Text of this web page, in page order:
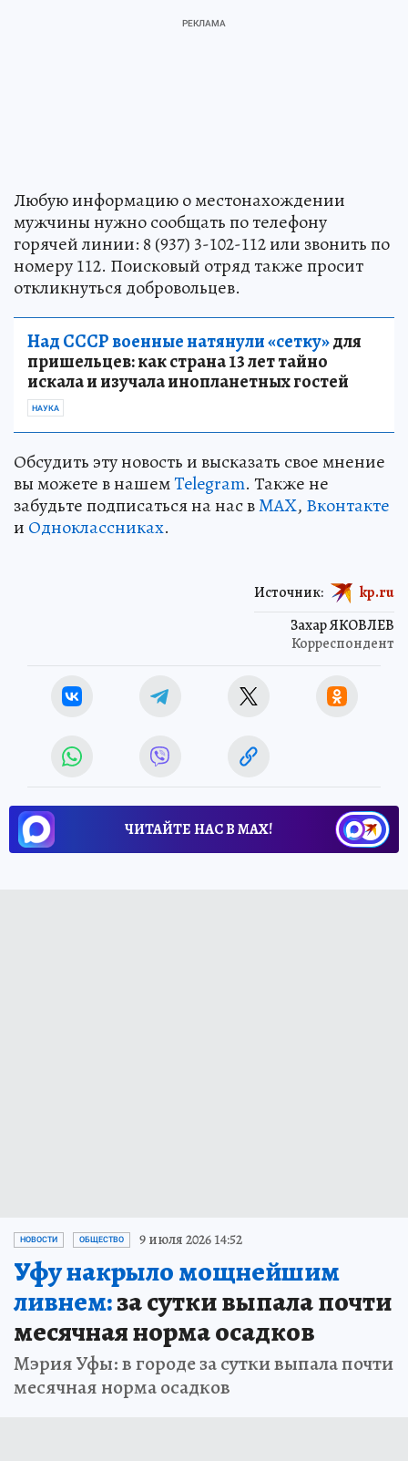
Любую информацию о местонахождении
мужчины нужно сообщать по телефону
горячей линии: 8 (937) 3-102-112 или звонить по
номеру 112. Поисковый отряд также просит
откликнуться добровольцев.
Над СССР военные натянули «сетку»для
пришельцев: как страна 13 лет тайно
искала и изучала инопланетных гостей
НАУКА
Обсудить эту новость и высказать свое мнение
вы можете в нашемTelegram. Также не
забудьте подписаться на нас вMAX, Вконтакте
и Одноклассниках.
Захар ЯКОВЛЕВ
Корреспондент
Источник: kp.ru
ЧИТАЙТЕ НАС В МАХ!
НОВОСТИ ОБЩЕСТВО 9 июля 2026 14:52
Уфу накрыло мощнейшим
ливнем:за сутки выпала почти
месячная норма осадков
Мэрия Уфы: в городе за сутки выпала почти
месячная норма осадков